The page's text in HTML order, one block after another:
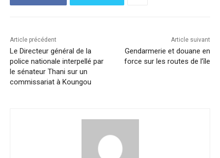
Article précédent
Le Directeur général de la
police nationale interpellé par
le sénateur Thani sur un
commissariat à Koungou
Article suivant
Gendarmerie et douane en
force sur les routes de l’île